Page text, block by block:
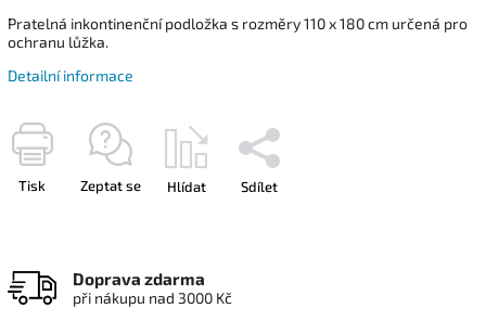
Pratelná inkontinenční podložka s rozměry 110 x 180 cm určená pro
ochranu lůžka.
Detailní informace
Tisk Zeptat se Hlídat Sdílet
Doprava zdarma
při nákupu nad 3000 Kč